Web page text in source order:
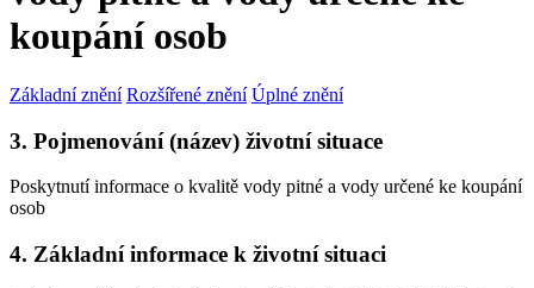
koupání osob
Základní znění Rozšířené znění Úplné znění
3. Pojmenování (název) životní situace
Poskytnutí informace o kvalitě vody pitné a vody určené ke koupání
osob
4. Základní informace k životní situaci